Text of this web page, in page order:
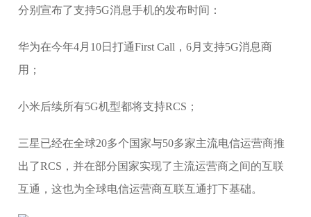
分别宣布了支持5G消息手机的发布时间：
华为在今年4月10日打通First Call，6月支持5G消息商
用；
小米后续所有5G机型都将支持RCS；
三星已经在全球20多个国家与50多家主流电信运营商推
出了RCS，并在部分国家实现了主流运营商之间的互联
互通，这也为全球电信运营商互联互通打下基础。